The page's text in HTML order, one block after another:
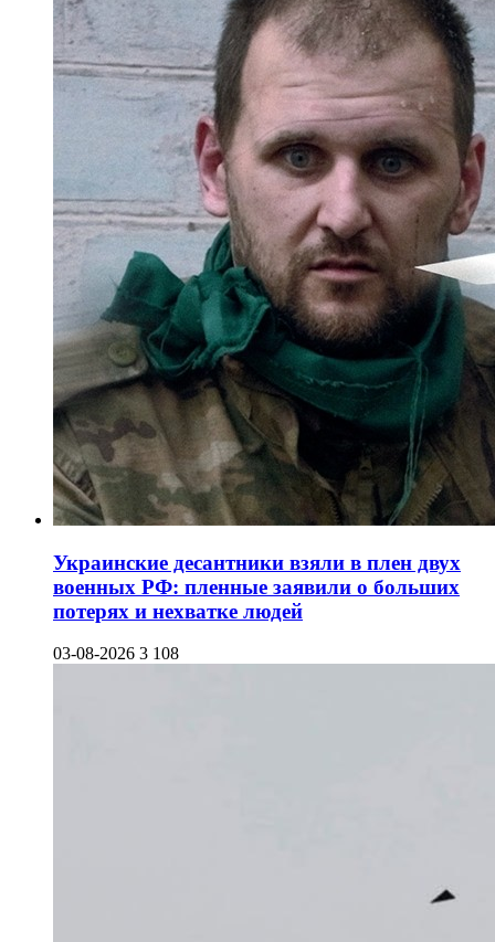
Украинские десантники взяли в плен двух
военных РФ: пленные заявили о больших
потерях и нехватке людей
03-08-2026 3 108